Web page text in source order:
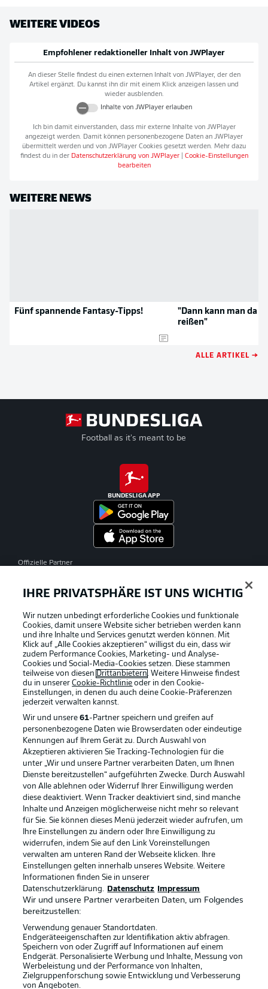
WEITERE VIDEOS
Empfohlener redaktioneller Inhalt von JWPlayer
An dieser Stelle findest du einen externen Inhalt von JWPlayer, der den
Artikel ergänzt. Du kannst ihn dir mit einem Klick anzeigen lassen und
wieder ausblenden.
Inhalte von JWPlayererlauben
Ich bin damit einverstanden, dass mir externe Inhalte von JWPlayer
angezeigt werden. Damit können personenbezogene Daten an JWPlayer
übermittelt werden und von JWPlayer Cookies gesetzt werden. Mehr dazu
findest du in der Datenschutzerklärung von JWPlayer| Cookie-Einstellungen
bearbeiten
WEITERE NEWS
Fünf spannende Fantasy-Tipps!
"Dann kann man da
reißen"
ALLE ARTIKEL →
Football as it's meant to be
BUNDESLIGA APP
Offizielle Partner
Rechtliche Hinweise Voreinstellungen verwalten
Datenschutz Nutzungsbedingungen
Broadcaster Kontakt
Jobs Impressum
Partner Spieler
Liveticker
IHRE PRIVATSPHÄRE IST UNS WICHTIG
Wir nutzen unbedingt erforderliche Cookies und funktionale
Cookies, damit unsere Website sicher betrieben werden kann
und ihre Inhalte und Services genutzt werden können. Mit
Klick auf „Alle Cookies akzeptieren“ willigst du ein, dass wir
zudem Performance Cookies, Marketing- und Analyse-
Cookies und Social-Media-Cookies setzen. Diese stammen
teilweise von diesen Drittanbietern. Weitere Hinweise findest
du in unsererCookie-Richtlinie oder in den Cookie-
Einstellungen, in denen du auch deine Cookie-Präferenzen
jederzeit verwalten kannst.
Wir und unsere61-Partner speichern und greifen auf
personenbezogene Daten wie Browserdaten oder eindeutige
Kennungen auf Ihrem Gerät zu. Durch Auswahl von
Akzeptieren aktivieren Sie Tracking-Technologien für die
unter „Wir und unsere Partner verarbeiten Daten, um Ihnen
Dienste bereitzustellen“ aufgeführten Zwecke. Durch Auswahl
von Alle ablehnen oder Widerruf Ihrer Einwilligung werden
diese deaktiviert. Wenn Tracker deaktiviert sind, sind manche
Inhalte und Anzeigen möglicherweise nicht mehr so relevant
für Sie. Sie können dieses Menü jederzeit wieder aufrufen, um
Ihre Einstellungen zu ändern oder Ihre Einwilligung zu
widerrufen, indem Sie auf den Link Voreinstellungen
verwalten am unteren Rand der Webseite klicken. Ihre
Einstellungen gelten innerhalb unseres Website. Weitere
Informationen finden Sie in unserer
Datenschutzerklärung.
Datenschutz Impressum
Wir und unsere Partner verarbeiten Daten, um Folgendes
bereitzustellen:
Verwendung genauer Standortdaten.
Endgeräteeigenschaften zur Identifikation aktiv abfragen.
Speichern von oder Zugriff auf Informationen auf einem
Endgerät. Personalisierte Werbung und Inhalte, Messung von
Werbeleistung und der Performance von Inhalten,
Zielgruppenforschung sowie Entwicklung und Verbesserung
von Angeboten.